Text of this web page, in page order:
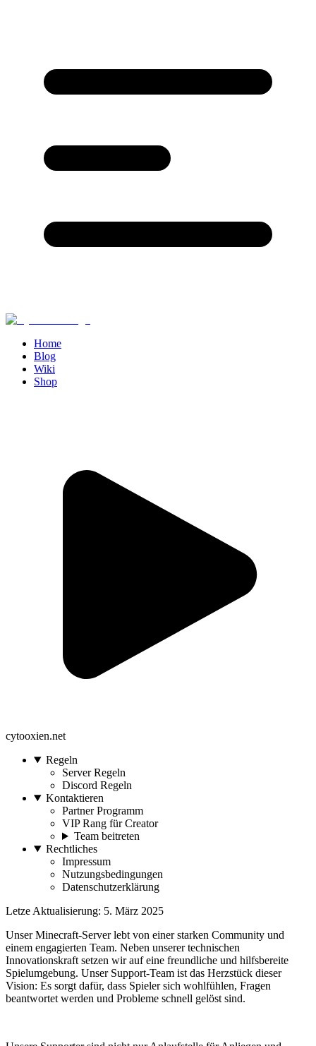
Home
Blog
Wiki
Shop
cytooxien.net
Regeln
Server Regeln
Discord Regeln
Kontaktieren
Partner Programm
VIP Rang für Creator
Team beitreten
Rechtliches
Impressum
Nutzungsbedingungen
Datenschutzerklärung
Letze Aktualisierung: 5. März 2025
Unser Minecraft-Server lebt von einer starken Community und
einem engagierten Team. Neben unserer technischen
Innovationskraft setzen wir auf eine freundliche und hilfsbereite
Spielumgebung. Unser Support-Team ist das Herzstück dieser
Vision: Es sorgt dafür, dass Spieler sich wohlfühlen, Fragen
beantwortet werden und Probleme schnell gelöst sind.